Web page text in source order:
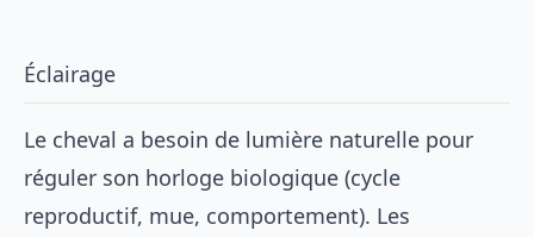
Éclairage
Le cheval a besoin de lumière naturelle pour
réguler son horloge biologique (cycle
reproductif, mue, comportement). Les